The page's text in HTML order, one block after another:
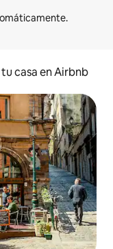
tu casa en Airbnb